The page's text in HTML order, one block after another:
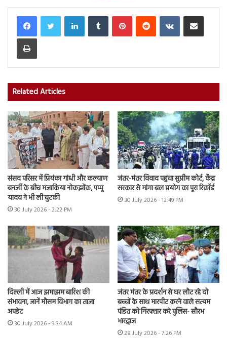
LinkedInTumblr PinterestReddit VKontakteShare via Email
Print
Related Articles
संसद परिसर में प्रियंका गांधी और कल्याण
बनर्जी के बीच मजाकिया नोकझोंक, पप्पू
यादव ने भी ली चुटकी
30 July 2026 - 2:22 PM
जंतर-मंतर विवाद पहुंचा सुप्रीम कोर्ट, केंद्र
सरकार से मांगा बल प्रयोग का पूरा रिकॉर्ड
30 July 2026 - 12:49 PM
दिल्ली में आज झमाझम बारिश की
संभावना, जानें मौसम विभाग का ताजा
अपडेट
30 July 2026 - 9:34 AM
जंतर मंतर के प्रदर्शन से घर लौट रहे दो
बच्चों के साथ मारपीट करने वाले सत्यम
पंडित को गिरफ्तार करे पुलिस- सौरभ
भारद्वाज
28 July 2026 - 7:26 PM